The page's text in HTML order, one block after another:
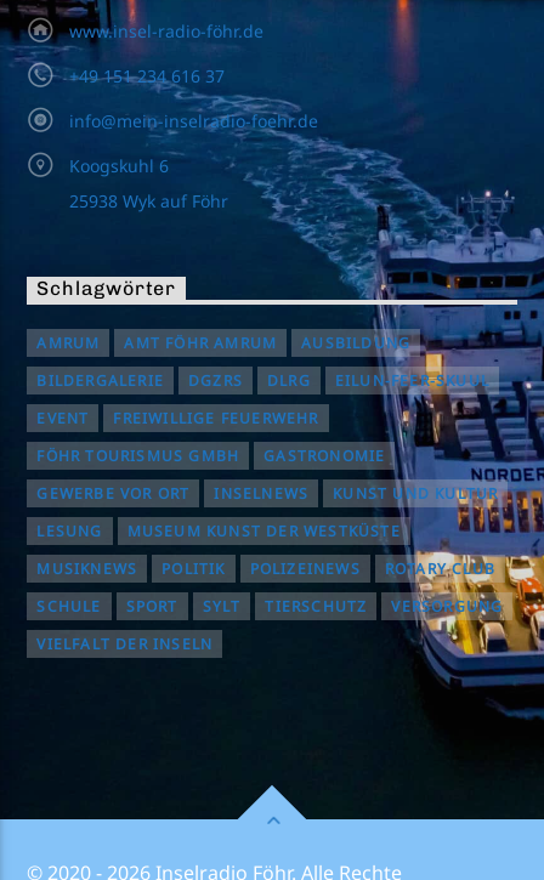
www.insel-radio-föhr.de
+49 151 234 616 37
info@mein-inselradio-foehr.de
Koogskuhl 6
25938 Wyk auf Föhr
Schlagwörter
AMRUM AMT FÖHR AMRUM
AUSBILDUNG
BILDERGALERIE
DGZRS DLRG
EILUN-FEER-SKUUL
EVENT
FREIWILLIGE FEUERWEHR
FÖHR TOURISMUS GMBH
GASTRONOMIE
GEWERBE VOR ORT
INSELNEWS
KUNST UND KULTUR
LESUNG
MUSEUM KUNST DER WESTKÜSTE
MUSIKNEWS
POLITIK POLIZEINEWS
ROTARY CLUB
SCHULE
SPORT SYLT TIERSCHUTZ
VERSORGUNG
VIELFALT DER INSELN
© 2020 - 2026 Inselradio Föhr. Alle Rechte